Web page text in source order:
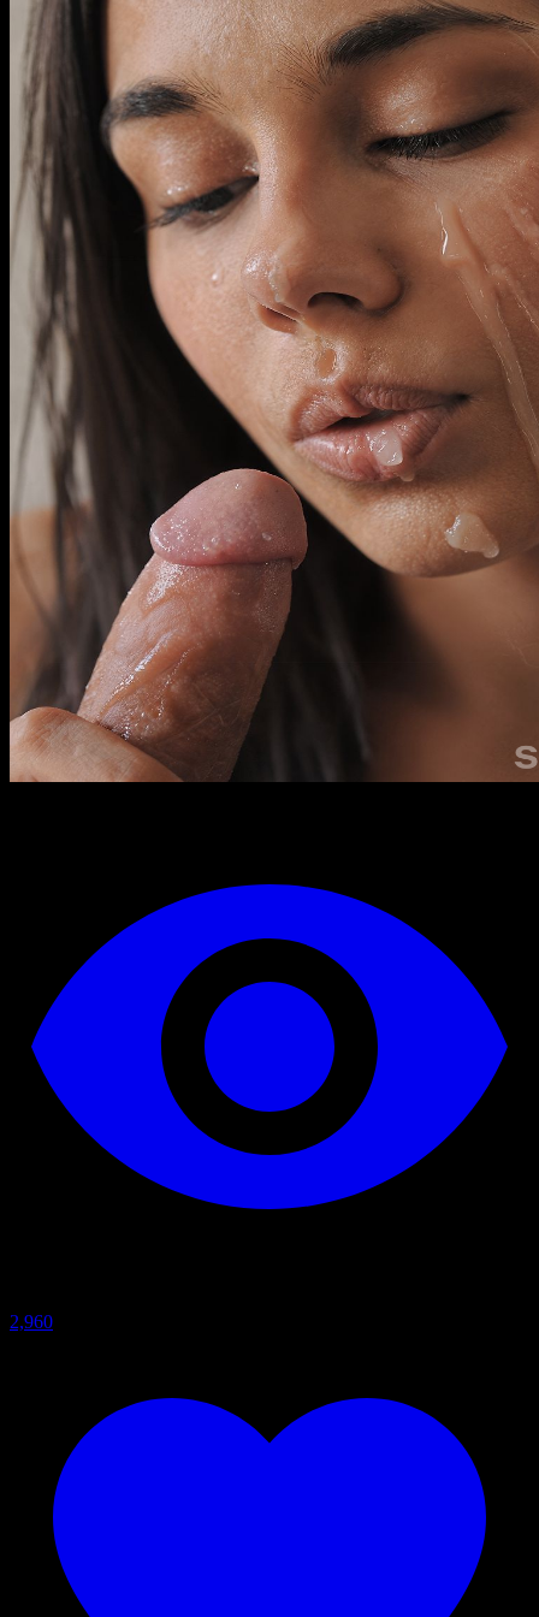
2,960